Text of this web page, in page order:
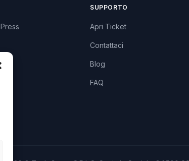
SUPPORTO
Apri Ticket
Contattaci
Blog
FAQ